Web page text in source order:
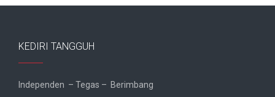
KEDIRI TANGGUH
Independen – Tegas – Berimbang